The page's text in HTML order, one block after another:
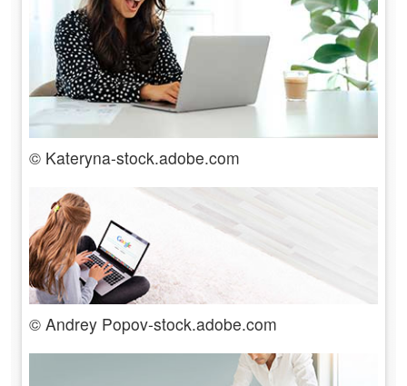
© Kateryna-stock.adobe.com
© Andrey Popov-stock.adobe.com